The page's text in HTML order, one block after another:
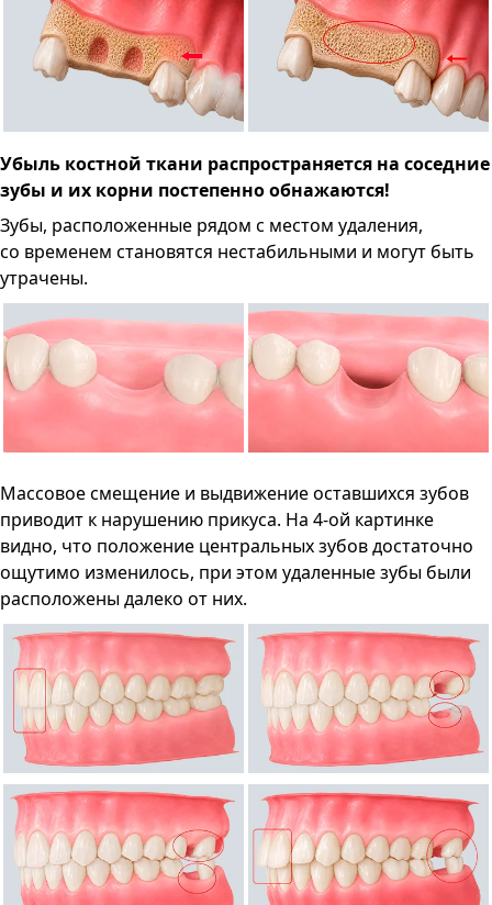
Убыль костной ткани распространяется на соседние
зубы и их корни постепенно обнажаются!
Зубы, расположенные рядом с местом удаления,
со временем становятся нестабильными и могут быть
утрачены.
Массовое смещение и выдвижение оставшихся зубов
приводит к нарушению прикуса. На 4-ой картинке
видно, что положение центральных зубов достаточно
ощутимо изменилось, при этом удаленные зубы были
расположены далеко от них.